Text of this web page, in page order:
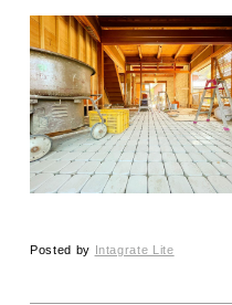
Posted by Intagrate Lite